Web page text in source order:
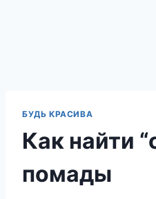
БУДЬ КРАСИВА
Как найти
помады